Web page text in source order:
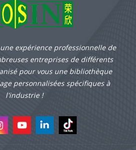
expérience professionnelle de
entreprises de différents
pour vous une bibliothèque
personnalisées spécifiques à
l'industrie !